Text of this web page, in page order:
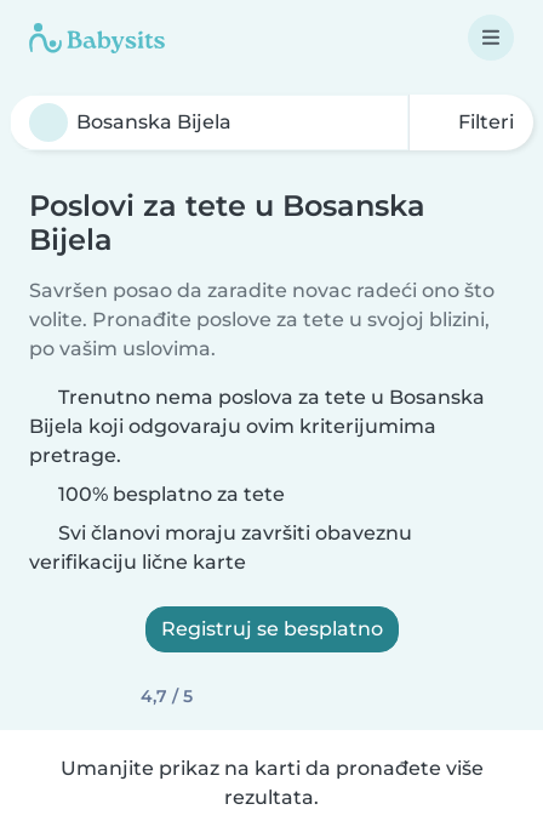
Filteri
Poslovi za tete u Bosanska
Bijela
Savršen posao da zaradite novac radeći ono što
volite. Pronađite poslove za tete u svojoj blizini,
po vašim uslovima.
Trenutno nema poslova za tete u Bosanska
Bijela koji odgovaraju ovim kriterijumima
pretrage.
100% besplatno za tete
Svi članovi moraju završiti obaveznu
verifikaciju lične karte
Registruj se besplatno
4,7 / 5
Umanjite prikaz na karti da pronađete više
rezultata.